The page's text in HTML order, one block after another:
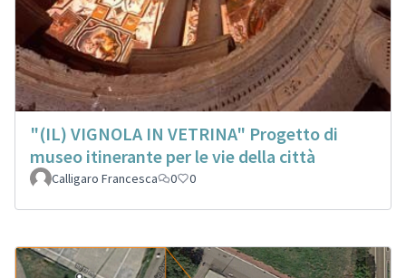
"(IL) VIGNOLA IN VETRINA" Progetto di
museo itinerante per le vie della città
Calligaro Francesca 0 0